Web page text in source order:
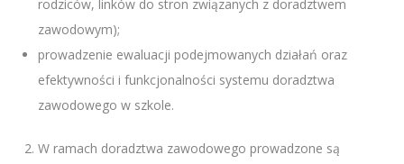
rodziców, linków do stron związanych z doradztwem
zawodowym);
prowadzenie ewaluacji podejmowanych działań oraz
efektywności i funkcjonalności systemu doradztwa
zawodowego w szkole.
W ramach doradztwa zawodowego prowadzone są